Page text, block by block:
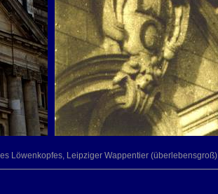
Löwenkopfes, Leipziger Wappentier (überlebensgroß)